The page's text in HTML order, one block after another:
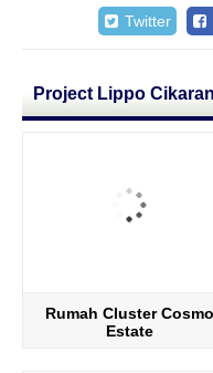
Twitter
Project Lippo
Rumah Cluster Cosmo
Estate